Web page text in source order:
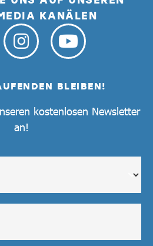
KANÄLEN
BLEIBEN!
kostenlosen Newsletter
an!